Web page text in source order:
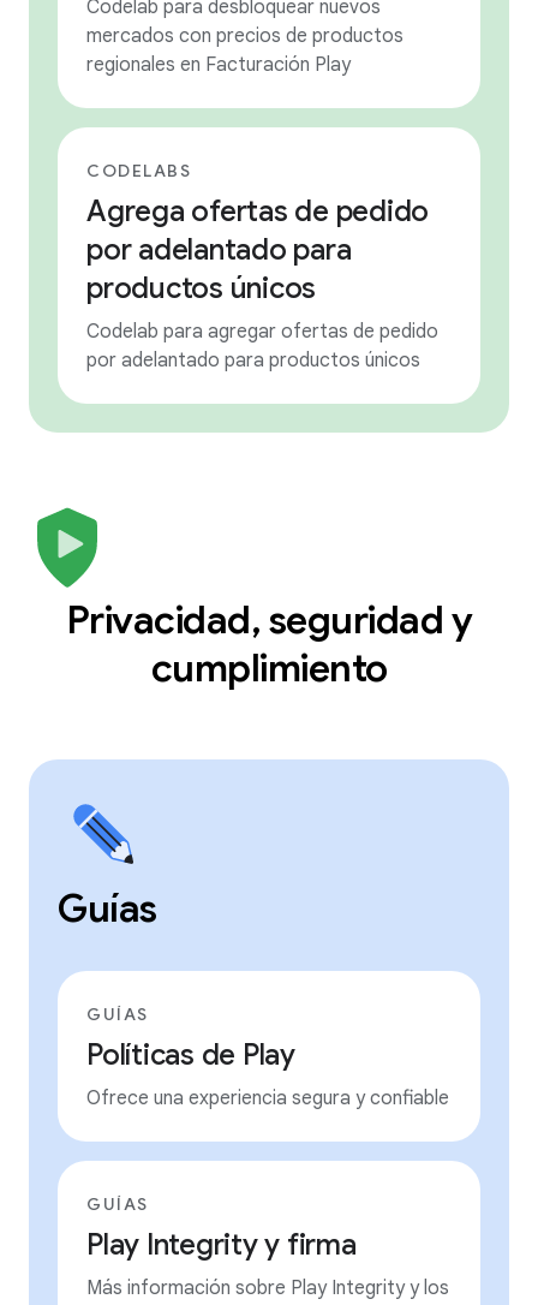
Codelab para desbloquear nuevos
mercados con precios de productos
regionales en Facturación Play
CODELABS
Agrega ofertas de pedido
por adelantado para
productos únicos
Codelab para agregar ofertas de pedido
por adelantado para productos únicos
Privacidad, seguridad y
cumplimiento
Guías
GUÍAS
Políticas de Play
Ofrece una experiencia segura y confiable
GUÍAS
Play Integrity y firma
Más información sobre Play Integrity y los